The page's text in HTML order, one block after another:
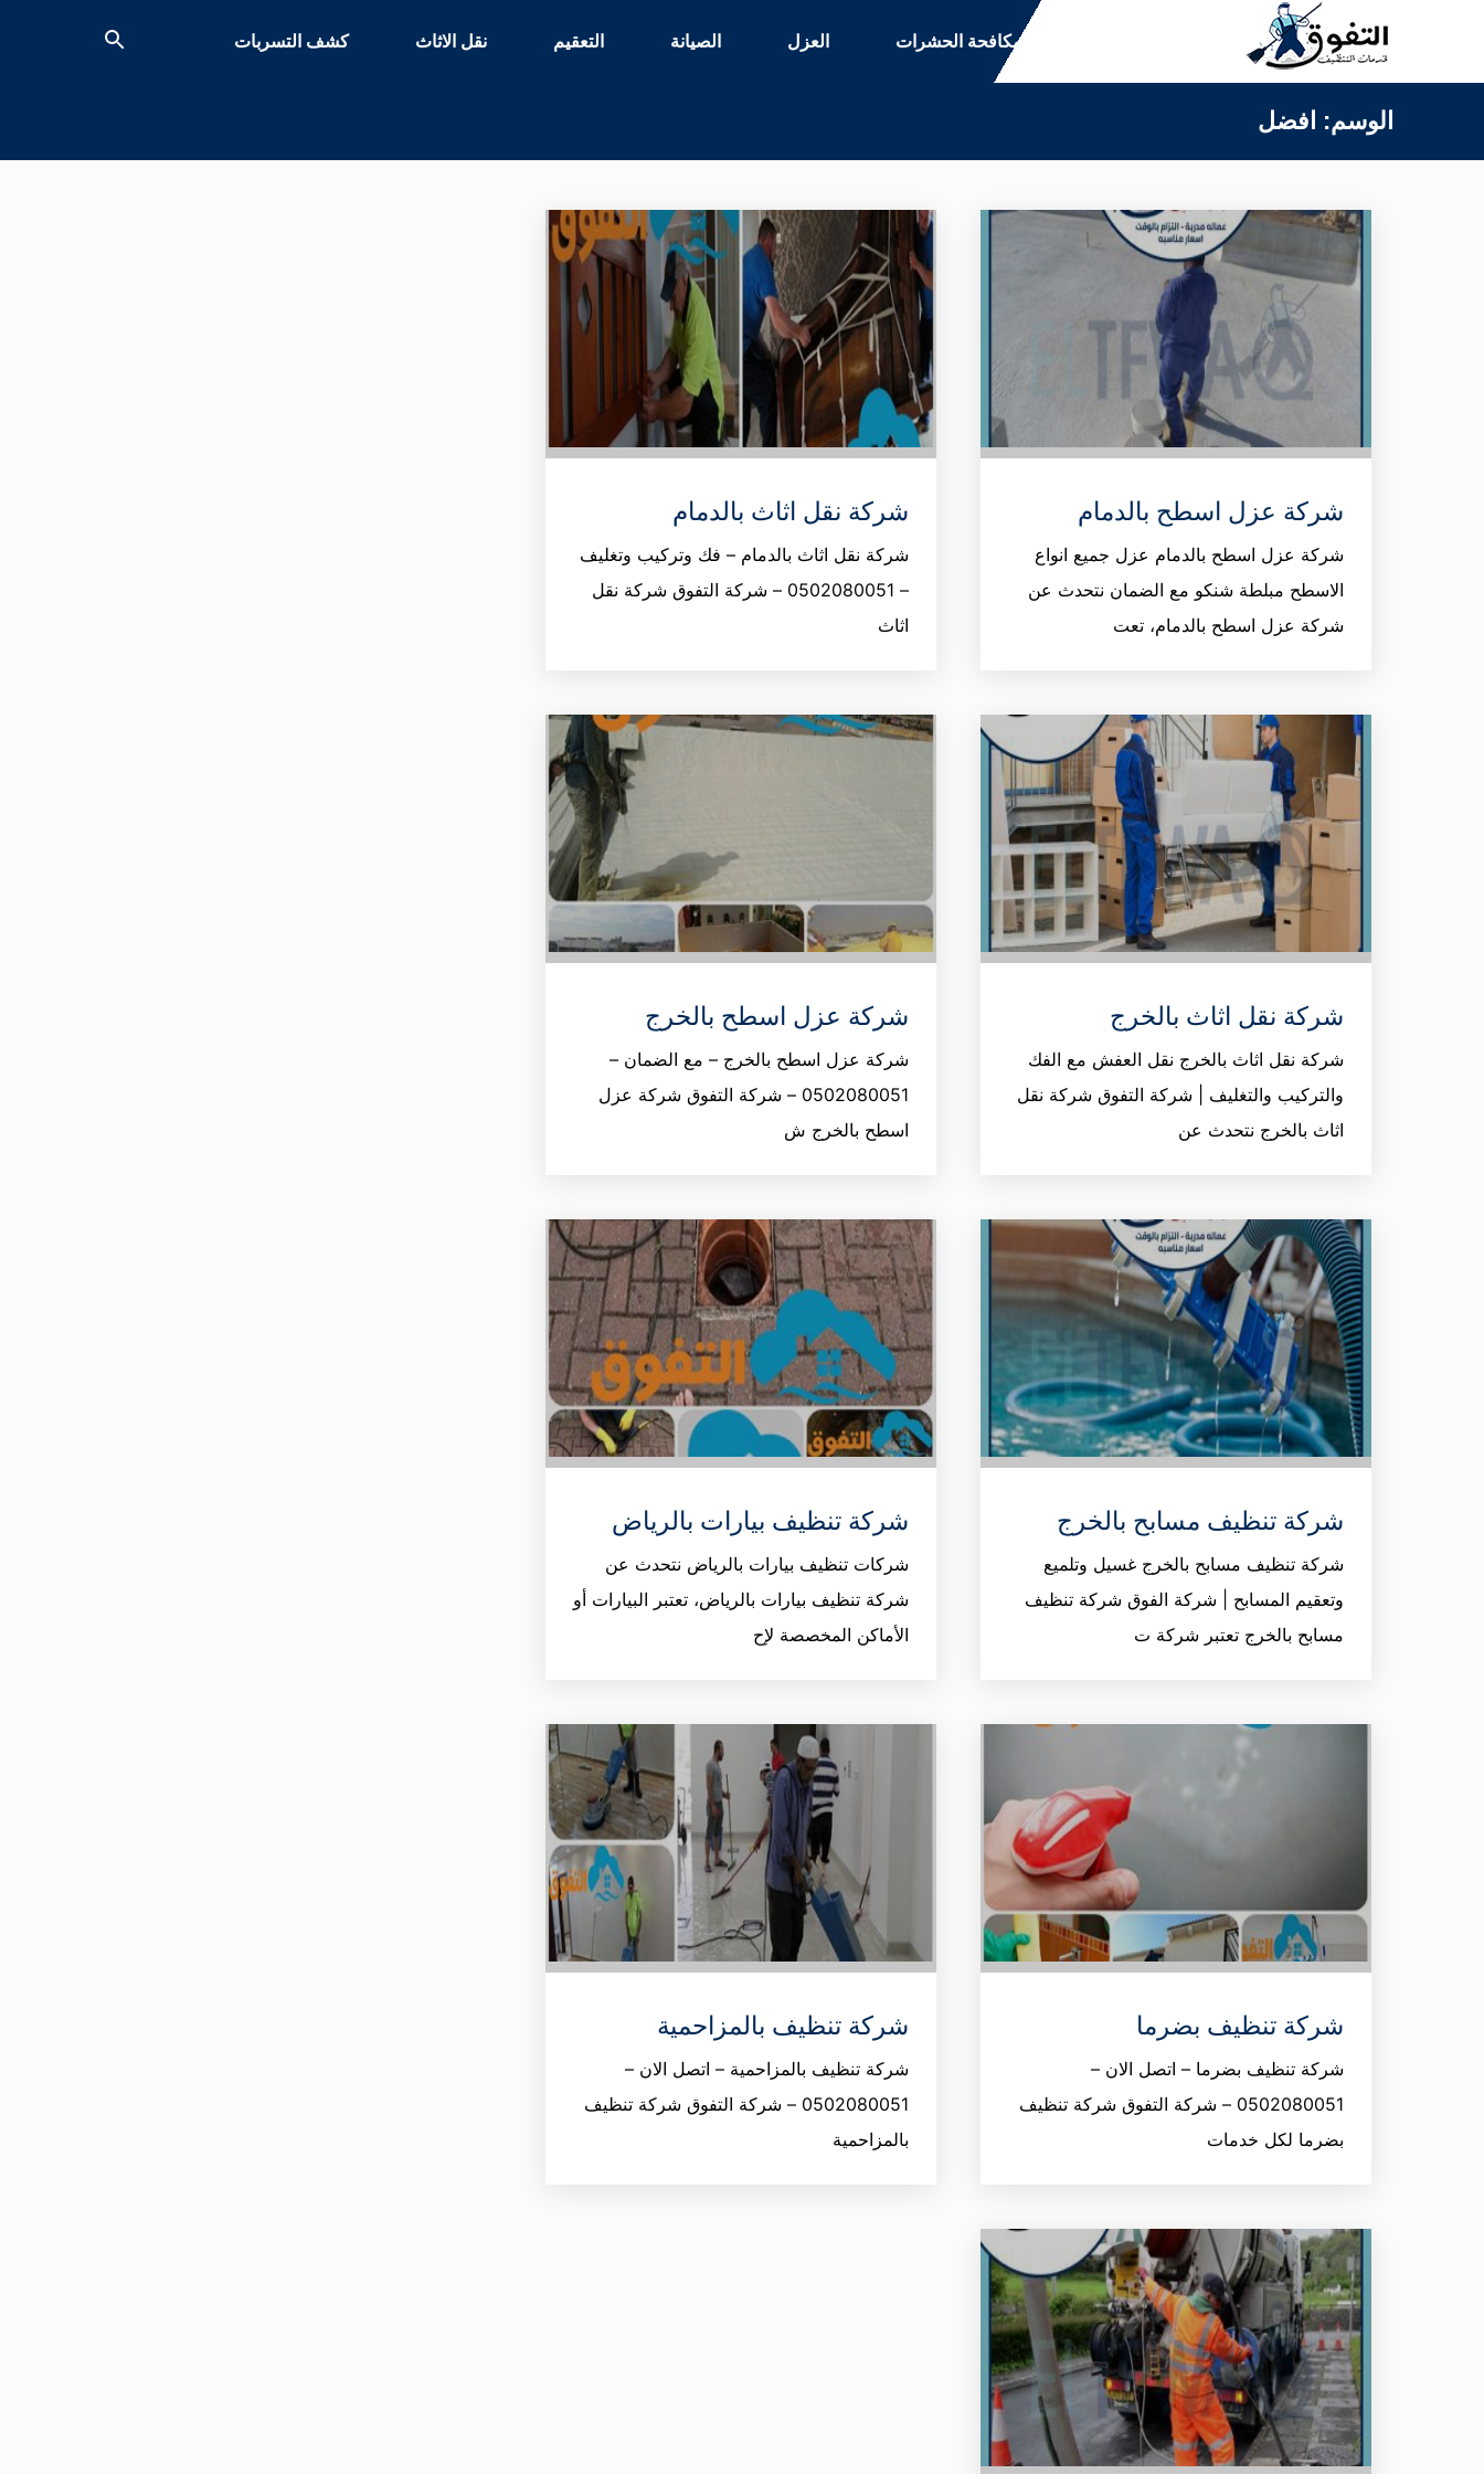
المحتوى
مكافحة الحشرات العزل الصيانة التعقيم نقل الاثاث كشف التسربات
الوسم: افضل
شركة عزل اسطح بالدمام
شركة عزل اسطح بالدمام عزل جميع انواع
الاسطح مبلطة شنكو مع الضمان نتحدث عن
شركة عزل اسطح بالدمام، تعت
شركة نقل اثاث بالدمام
شركة نقل اثاث بالدمام – فك وتركيب وتغليف
– 0502080051 – شركة التفوق شركة نقل
اثاث
شركة نقل اثاث بالخرج
شركة نقل اثاث بالخرج نقل العفش مع الفك
والتركيب والتغليف | شركة التفوق شركة نقل
اثاث بالخرج نتحدث عن
شركة عزل اسطح بالخرج
شركة عزل اسطح بالخرج – مع الضمان –
0502080051 – شركة التفوق شركة عزل
اسطح بالخرج ش
شركة تنظيف مسابح بالخرج
شركة تنظيف مسابح بالخرج غسيل وتلميع
وتعقيم المسابح | شركة الفوق شركة تنظيف
مسابح بالخرج تعتبر شركة ت
شركة تنظيف بيارات بالرياض
شركات تنظيف بيارات بالرياض نتحدث عن
شركة تنظيف بيارات بالرياض، تعتبر البيارات أو
الأماكن المخصصة لإح
شركة تنظيف بضرما
شركة تنظيف بضرما – اتصل الان –
0502080051 – شركة التفوق شركة تنظيف
بضرما لكل خدمات
شركة تنظيف بالمزاحمية
شركة تنظيف بالمزاحمية – اتصل الان –
0502080051 – شركة التفوق شركة تنظيف
بالمزاحمية